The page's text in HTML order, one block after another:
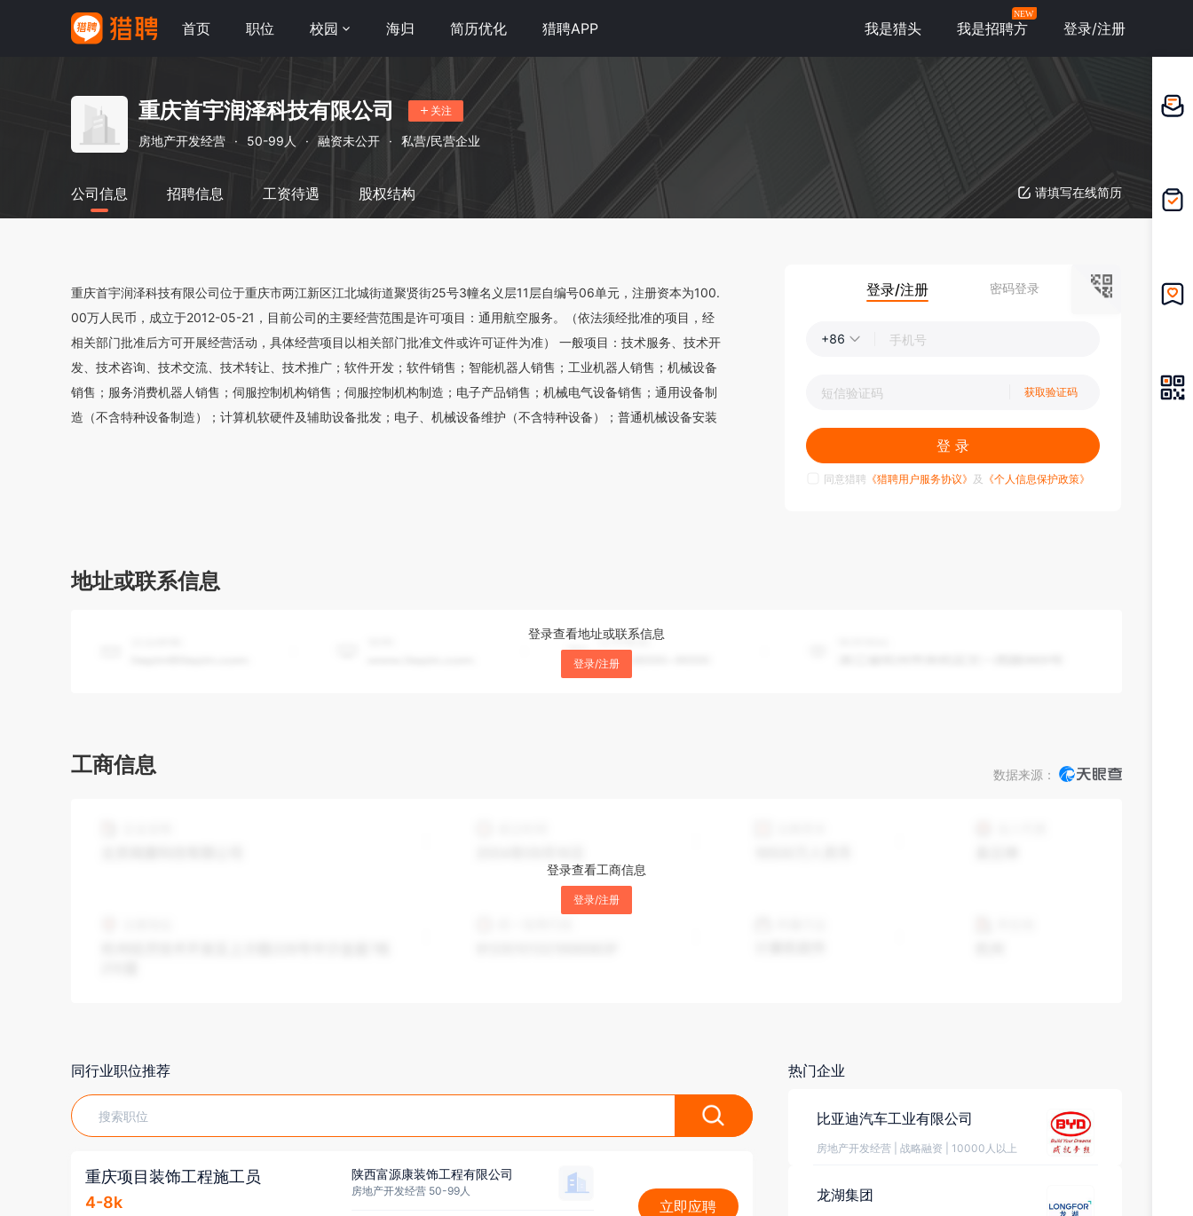
首页 职位 校园 海归 简历优化 猎聘APP 我是猎头 我是招聘方
NEW
登录/注册
重庆首宇润泽科技有限公司 关注
房地产开发经营 · 50-99人 · 融资未公开 · 私营/民营企业
公司信息 招聘信息 工资待遇 股权结构 请填写在线简历
登录/注册 密码登录
+86
获取验证码
登 录
同意猎聘 《猎聘用户服务协议》 及 《个人信息保护政策》
重庆首宇润泽科技有限公司位于重庆市两江新区江北城街道聚贤街25号3幢名义层11层自编号06单元，注册资本为100.
00万人民币，成立于2012-05-21，目前公司的主要经营范围是许可项目：通用航空服务。（依法须经批准的项目，经
相关部门批准后方可开展经营活动，具体经营项目以相关部门批准文件或许可证件为准） 一般项目：技术服务、技术开
发、技术咨询、技术交流、技术转让、技术推广；软件开发；软件销售；智能机器人销售；工业机器人销售；机械设备
销售；服务消费机器人销售；伺服控制机构销售；伺服控制机构制造；电子产品销售；机械电气设备销售；通用设备制
造（不含特种设备制造）；计算机软硬件及辅助设备批发；电子、机械设备维护（不含特种设备）；普通机械设备安装
地址或联系信息
登录查看地址或联系信息
登录/注册
工商信息 数据来源：
登录查看工商信息
登录/注册
同行业职位推荐
重庆项目装饰工程施工员
4-8k
陕西富源康装饰工程有限公司
房地产开发经营 50-99人
立即应聘
热门企业
比亚迪汽车工业有限公司
房地产开发经营 战略融资 10000人以上
龙湖集团